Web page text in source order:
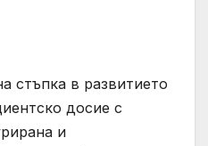
стъпка в развитието
досие с
и